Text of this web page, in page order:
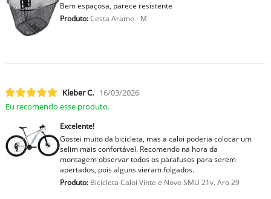
Bem espaçosa, parece resistente
Produto:Cesta Arame - M
Kleber C. 16/03/2026
Eu recomendo esse produto.
Excelente!
Gostei muito da bicicleta, mas a caloi poderia colocar um
selim mais confortável. Recomendo na hora da
montagem observar todos os parafusos para serem
apertados, pois alguns vieram folgados.
Produto:Bicicleta Caloi Vinte e Nove SMU 21v. Aro 29